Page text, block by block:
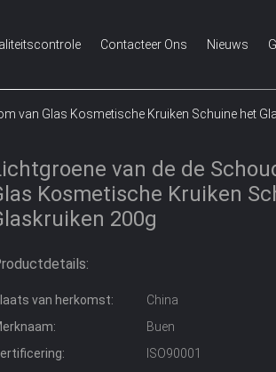
Contacteer Ons Nieuws
van Glas Kosmetische Kruiken Schuine het
van de de
Kosmetische Kruiken
200g
van herkomst:
China
Buen
ISO90001